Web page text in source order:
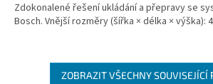
Zdokonalené řešení ukládání a přepravy se
Bosch. Vnější rozměry (šířka × délka × výška):
ZOBRAZIT VŠECHNY SOUVISEJÍCÍ